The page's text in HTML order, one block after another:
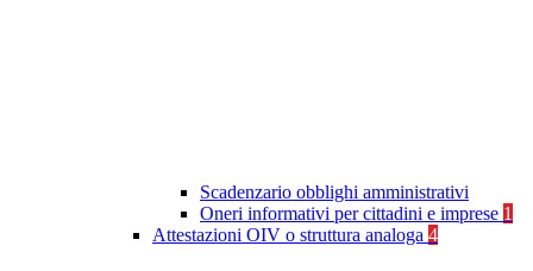
Scadenzario obblighi amministrativi
Oneri informativi per cittadini e imprese 1
Attestazioni OIV o struttura analoga 4